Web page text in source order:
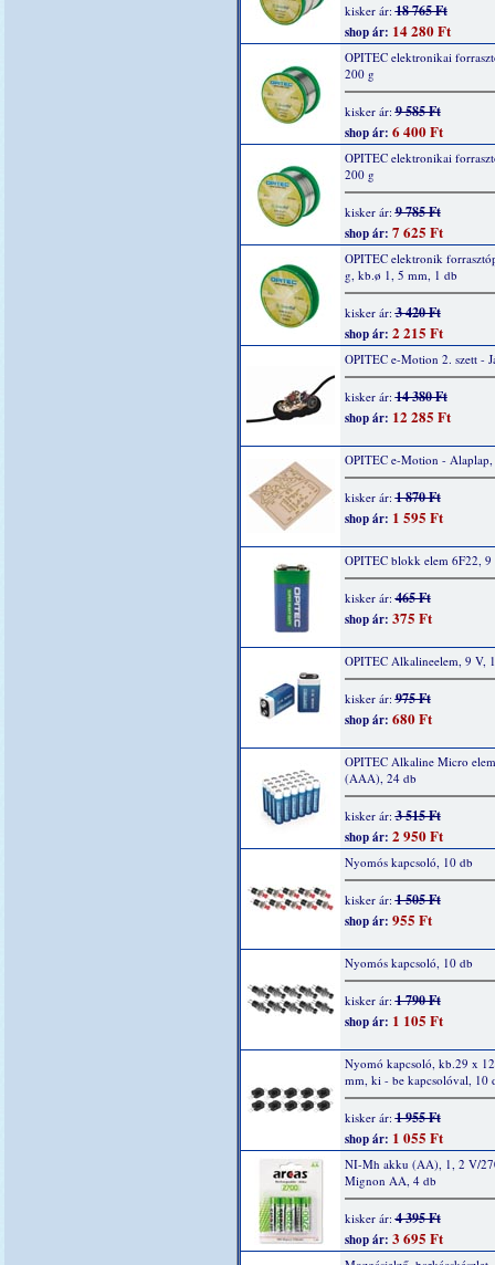
kisker ár:18 765 Ft
shop ár: 14 280 Ft
OPITEC elektronikai
200 g
kisker ár:9 585 Ft
shop ár: 6 400 Ft
OPITEC elektronikai
200 g
kisker ár:9 785 Ft
shop ár: 7 625 Ft
OPITEC elektronik
g, kb.ø 1, 5 mm, 1 db
kisker ár:3 420 Ft
shop ár: 2 215 Ft
OPITEC e-Motion 2. szett -
kisker ár:14 380 Ft
shop ár: 12 285 Ft
OPITEC e-Motion - Alaplap,
kisker ár:1 870 Ft
shop ár: 1 595 Ft
OPITEC blokk elem 6F22, 9
kisker ár:465 Ft
shop ár: 375 Ft
OPITEC Alkalineelem, 9 V,
kisker ár:975 Ft
shop ár: 680 Ft
OPITEC Alkaline Micro
(AAA), 24 db
kisker ár:3 515 Ft
shop ár: 2 950 Ft
Nyomós kapcsoló, 10 db
kisker ár:1 505 Ft
shop ár: 955 Ft
Nyomós kapcsoló, 10 db
kisker ár:1 790 Ft
shop ár: 1 105 Ft
Nyomó kapcsoló, kb.29 x
mm, ki - be kapcsolóval, 10
kisker ár:1 955 Ft
shop ár: 1 055 Ft
NI-Mh akku (AA), 1, 2 V/
Mignon AA, 4 db
kisker ár:4 395 Ft
shop ár: 3 695 Ft